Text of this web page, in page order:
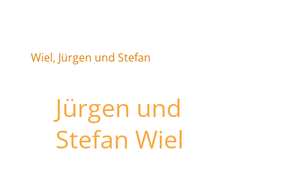
Wiel, Jürgen und Stefan
Jürgen und
Stefan Wiel